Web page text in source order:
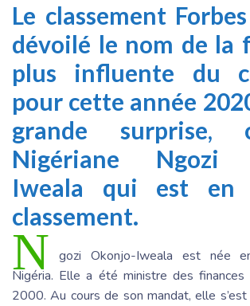
Le classement
dévoilé le nom de la
plus influente du
pour cette année
grande surprise,
Nigériane Ngozi
Iweala qui est en
classement.
N gozi Okonjo-Iweala est née
Nigéria. Elle a été ministre des finances
2000. Au cours de son mandat, elle